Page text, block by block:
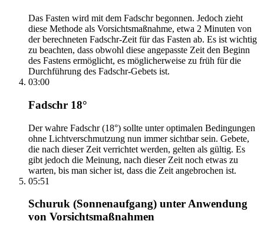
Das Fasten wird mit dem Fadschr begonnen. Jedoch zieht
diese Methode als Vorsichtsmaßnahme, etwa 2 Minuten von
der berechneten Fadschr-Zeit für das Fasten ab. Es ist wichtig
zu beachten, dass obwohl diese angepasste Zeit den Beginn
des Fastens ermöglicht, es möglicherweise zu früh für die
Durchführung des Fadschr-Gebets ist.
03:00
Fadschr 18°
Der wahre Fadschr (18°) sollte unter optimalen Bedingungen
ohne Lichtverschmutzung nun immer sichtbar sein. Gebete,
die nach dieser Zeit verrichtet werden, gelten als gültig. Es
gibt jedoch die Meinung, nach dieser Zeit noch etwas zu
warten, bis man sicher ist, dass die Zeit angebrochen ist.
05:51
Schuruk (Sonnenaufgang) unter Anwendung
von Vorsichtsmaßnahmen